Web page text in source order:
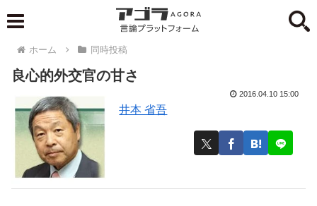
ホーム 同時投稿
良心的外交官の甘さ
井本 省吾
2016.04.10 15:00